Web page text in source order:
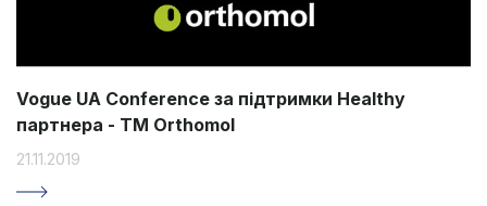
Vogue UA Conference за підтримки Healthy
партнера - ТМ Orthomol
21.11.2019